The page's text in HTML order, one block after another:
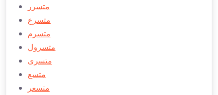
متسرر
متسرع
متسرم
متسرول
متسری
متسع
متسعر